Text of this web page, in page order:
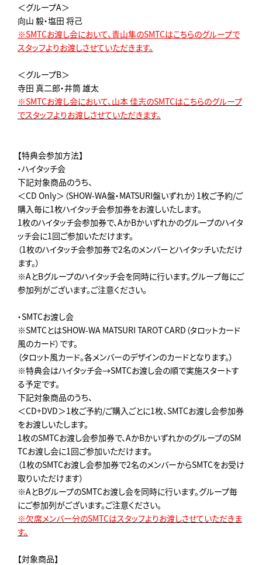
＜グループA＞
向山 毅・塩田 将己
※SMTCお渡し会において、青山隼のSMTCはこちらのグループで
スタッフよりお渡しさせていただきます。
＜グループB＞
寺田 真二郎・井筒 雄太
※SMTCお渡し会において、山本 佳志のSMTCはこちらのグループ
でスタッフよりお渡しさせていただきます。
【特典会参加方法】
・ハイタッチ会
下記対象商品のうち、
＜CD Only＞（SHOW-WA盤・MATSURI盤いずれか）1枚ご予約/ご
購入毎に1枚ハイタッチ会参加券をお渡しいたします。
1枚のハイタッチ会参加券で、AかBかいずれかのグループのハイタ
ッチ会に1回ご参加いただけます。
（1枚のハイタッチ会参加券で2名のメンバーとハイタッチいただけ
ます。）
※AとBグループのハイタッチ会を同時に行います。グループ毎にご
参加列がございます。ご注意ください。
・SMTCお渡し会
※SMTCとはSHOW-WA MATSURI TAROT CARD（タロットカード
風のカード）です。
（タロット風カード。各メンバーのデザインのカードとなります。）
※特典会はハイタッチ会→SMTCお渡し会の順で実施スタートす
る予定です。
下記対象商品のうち、
＜CD+DVD＞1枚ご予約/ご購入ごとに1枚、SMTCお渡し会参加券
をお渡しいたします。
1枚のSMTCお渡し会参加券で、AかBかいずれかのグループのSM
TCお渡し会に1回ご参加いただけます。
（1枚のSMTCお渡し会参加券で2名のメンバーからSMTCをお受け
取りいただけます）
※AとBグループのSMTCお渡し会を同時に行います。グループ毎
にご参加列がございます。ご注意ください。
※欠席メンバー分のSMTCはスタッフよりお渡しさせていただきま
す。
【対象商品】